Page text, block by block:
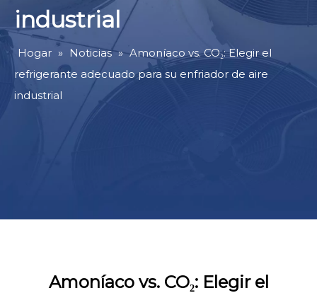
industrial
Hogar » Noticias » Amoníaco vs. CO₂: Elegir el
refrigerante adecuado para su enfriador de aire
industrial
Amoníaco vs. CO₂: Elegir el